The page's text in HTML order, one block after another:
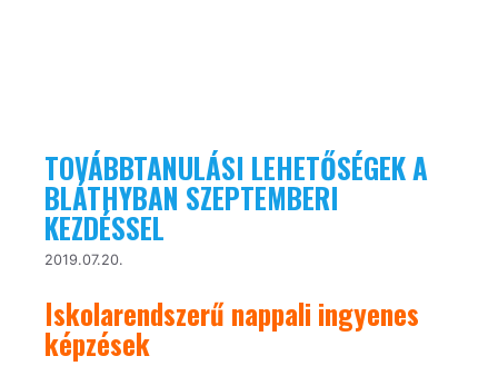
TOVÁBBTANULÁSI LEHETŐSÉGEK A
BLÁTHYBAN SZEPTEMBERI
KEZDÉSSEL
2019.07.20.
Iskolarendszerű nappali ingyenes
képzések